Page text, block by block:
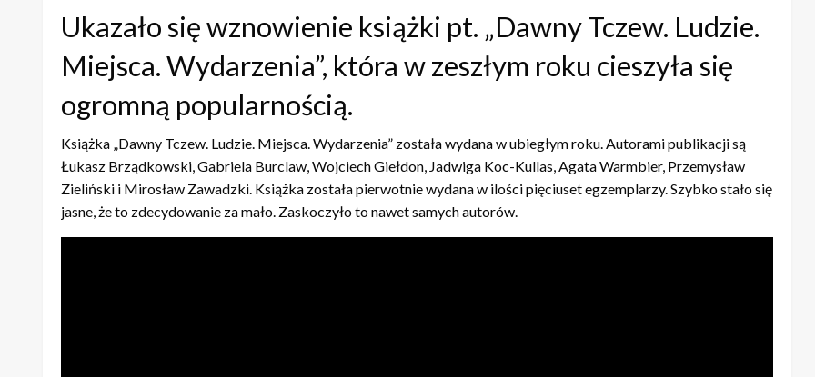
Ukazało się wznowienie książki pt. „Dawny Tczew. Ludzie.
Miejsca. Wydarzenia”, która w zeszłym roku cieszyła się
ogromną popularnością.
Książka „Dawny Tczew. Ludzie. Miejsca. Wydarzenia” została wydana w ubiegłym roku. Autorami publikacji są
Łukasz Brządkowski, Gabriela Burclaw, Wojciech Giełdon, Jadwiga Koc-Kullas, Agata Warmbier, Przemysław
Zieliński i Mirosław Zawadzki. Książka została pierwotnie wydana w ilości pięciuset egzemplarzy. Szybko stało się
jasne, że to zdecydowanie za mało. Zaskoczyło to nawet samych autorów.